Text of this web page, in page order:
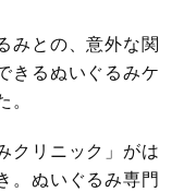
みとの、意外な関
るぬいぐるみケ
クリニック」がは
。ぬいぐるみ専門